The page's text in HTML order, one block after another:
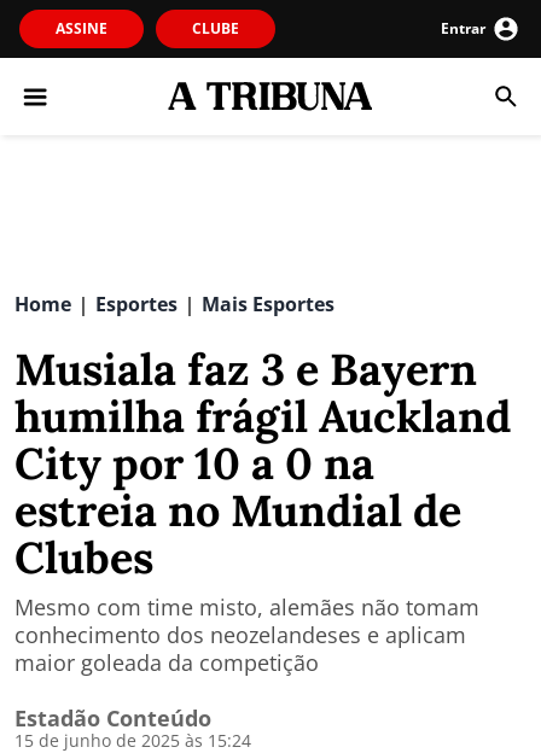
ASSINE CLUBE Entrar
Home | Esportes | Mais Esportes
Musiala faz 3 e Bayern
humilha frágil Auckland
City por 10 a 0 na
estreia no Mundial de
Clubes
Mesmo com time misto, alemães não tomam
conhecimento dos neozelandeses e aplicam
maior goleada da competição
Estadão Conteúdo
15 de junho de 2025 às 15:24